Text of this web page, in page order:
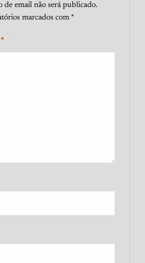
de email não será publicado.
marcados com *
*